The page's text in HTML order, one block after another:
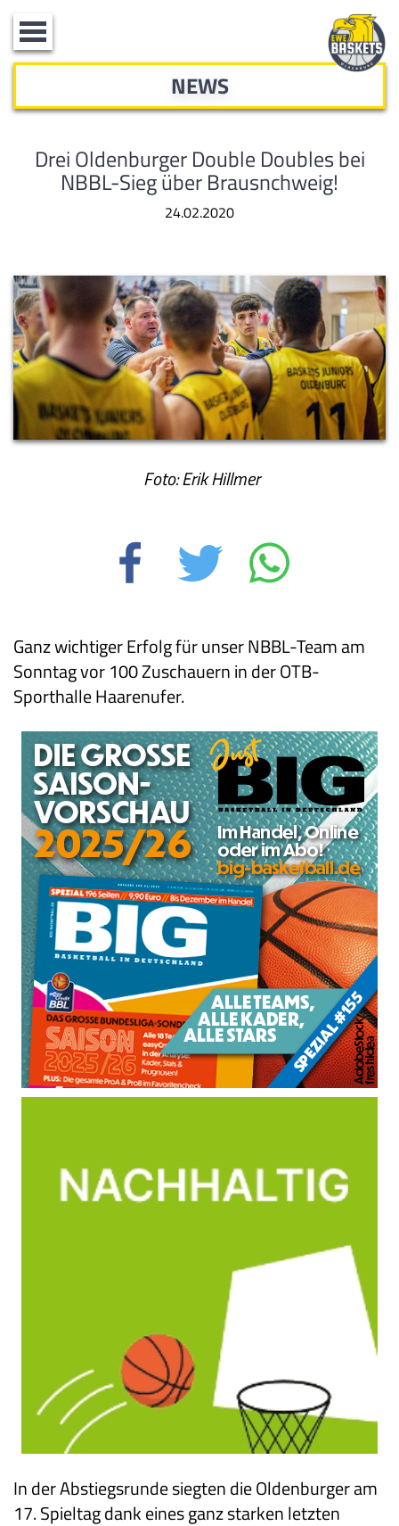
Toggle
navigation
NEWS
Drei Oldenburger Double Doubles bei
NBBL-Sieg über Brausnchweig!
24.02.2020
Foto: Erik Hillmer
Ganz wichtiger Erfolg für unser NBBL-Team am
Sonntag vor 100 Zuschauern in der OTB-
Sporthalle Haarenufer.
In der Abstiegsrunde siegten die Oldenburger am
17. Spieltag dank eines ganz starken letzten